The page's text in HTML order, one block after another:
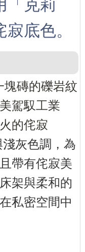
「克莉
底色。
塊磚的礫岩紋
駕馭工業
的侘寂
灰色調，為
帶有侘寂美
架與柔和的
私密空間中